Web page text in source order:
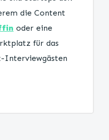
die Content
oder eine
für das
Interviewgästen